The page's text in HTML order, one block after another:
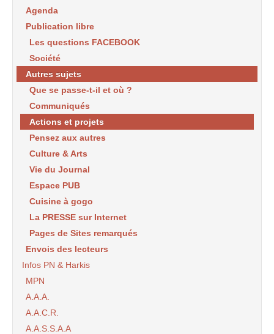
Agenda
Publication libre
Les questions FACEBOOK
Société
Autres sujets
Que se passe-t-il et où ?
Communiqués
Actions et projets
Pensez aux autres
Culture & Arts
Vie du Journal
Espace PUB
Cuisine à gogo
La PRESSE sur Internet
Pages de Sites remarqués
Envois des lecteurs
Infos PN & Harkis
MPN
A.A.A.
A.A.C.R.
A.A.S.S.A.A